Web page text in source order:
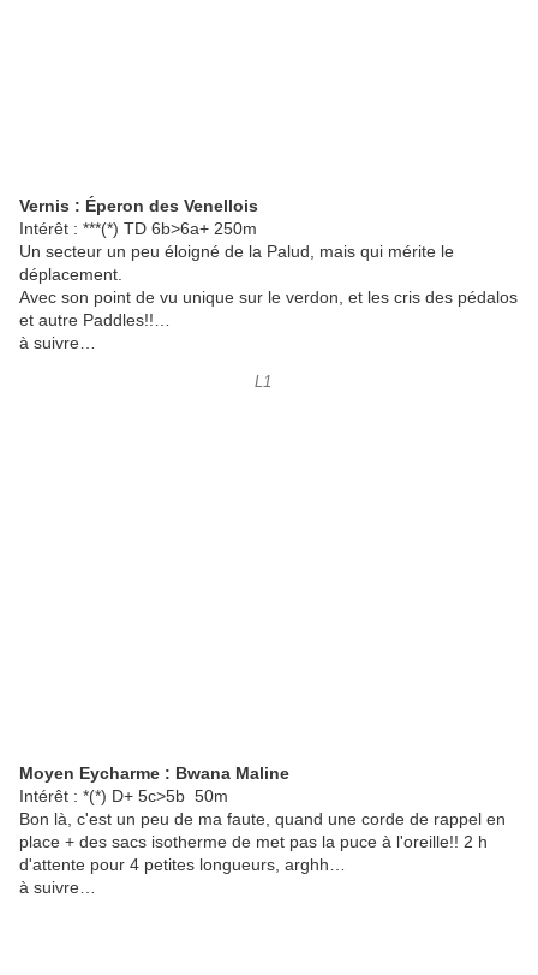
Vernis : Éperon des Venellois
Intérêt : ***(*) TD 6b>6a+ 250m
Un secteur un peu éloigné de la Palud, mais qui mérite le
déplacement.
Avec son point de vu unique sur le verdon, et les cris des pédalos
et autre Paddles!!…
à suivre…
L1
Moyen Eycharme : Bwana Maline
Intérêt : *(*) D+ 5c>5b 50m
Bon là, c'est un peu de ma faute, quand une corde de rappel en
place + des sacs isotherme de met pas la puce à l'oreille!! 2 h
d'attente pour 4 petites longueurs, arghh…
à suivre…